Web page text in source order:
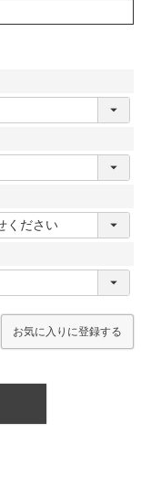
お気に入りに登録する